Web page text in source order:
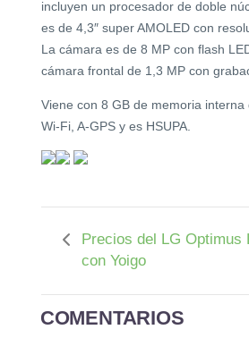
incluyen un procesador de doble
es de 4,3″ super AMOLED con
La cámara es de 8 MP con flash
cámara frontal de 1,3 MP con
Viene con 8 GB de memoria
Wi-Fi, A-GPS y es HSUPA.
Precios del LG Optimus
con Yoigo
COMENTARIOS